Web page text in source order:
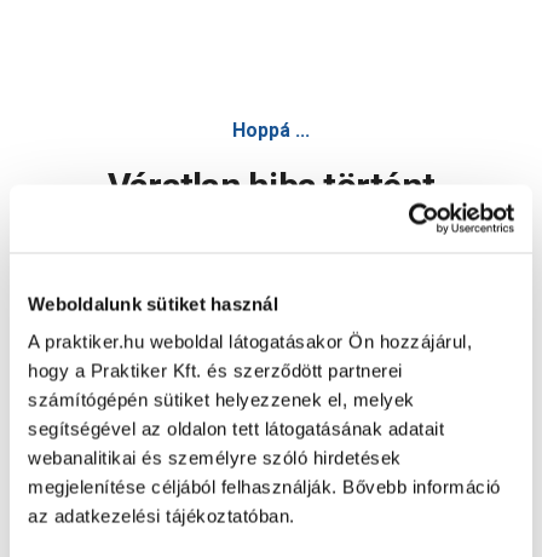
Weboldalunk sütiket használ
A praktiker.hu weboldal látogatásakor Ön hozzájárul,
hogy a Praktiker Kft. és szerződött partnerei
számítógépén sütiket helyezzenek el, melyek
segítségével az oldalon tett látogatásának adatait
webanalitikai és személyre szóló hirdetések
megjelenítése céljából felhasználják. Bővebb információ
az adatkezelési tájékoztatóban.
Hoppá ...
Váratlan hiba történt
Oldal újratöltése